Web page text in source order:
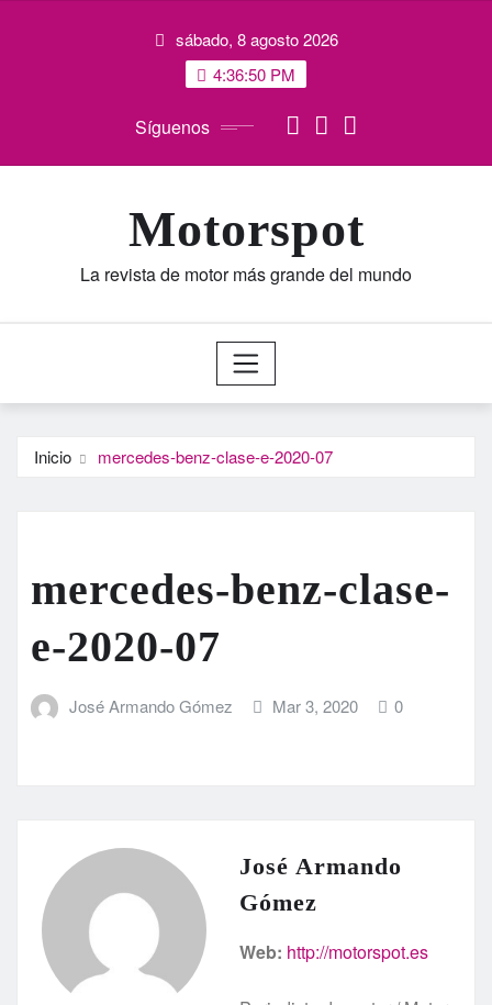
sábado, 8 agosto 2026
4:36:51 PM
Síguenos
Motorspot
La revista de motor más grande del mundo
Inicio mercedes-benz-clase-e-2020-07
mercedes-benz-clase-
e-2020-07
José Armando Gómez Mar 3, 2020 0
José Armando
Gómez
Web: http://motorspot.es